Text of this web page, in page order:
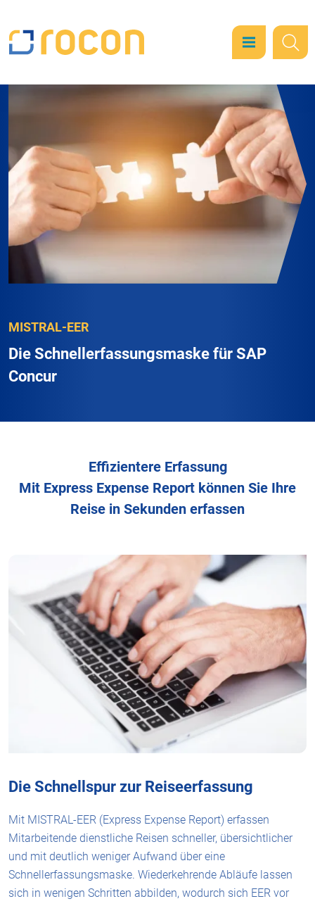
MISTRAL-EER
Die Schnellerfassungsmaske für SAP
Concur
Effizientere Erfassung
Mit Express Expense Report können Sie Ihre
Reise in Sekunden erfassen
Die Schnellspur zur Reiseerfassung
Mit MISTRAL-EER (Express Expense Report) erfassen
Mitarbeitende dienstliche Reisen schneller, übersichtlicher
und mit deutlich weniger Aufwand über eine
Schnellerfassungsmaske. Wiederkehrende Abläufe lassen
sich in wenigen Schritten abbilden, wodurch sich EER vor